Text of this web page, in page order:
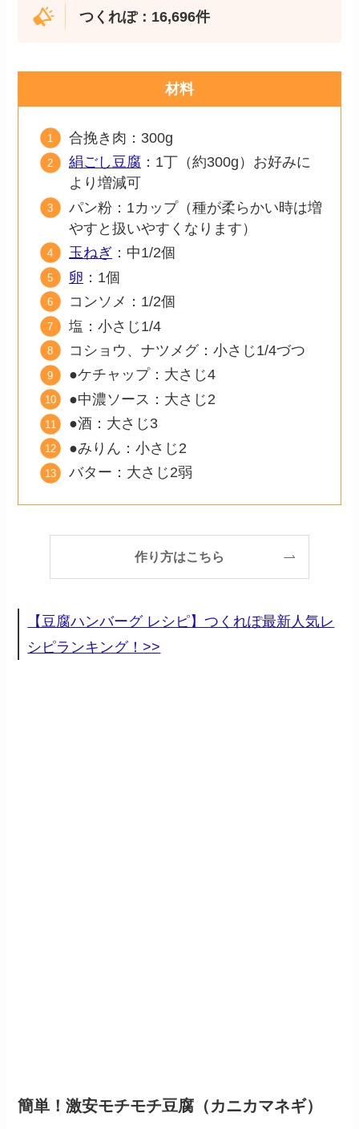
つくれぽ：16,696件
材料
合挽き肉：300g
絹ごし豆腐 ：1丁（約300g）お好みに
より増減可
パン粉：1カップ（種が柔らかい時は増
やすと扱いやすくなります）
玉ねぎ ：中1/2個
卵 ：1個
コンソメ：1/2個
塩：小さじ1/4
コショウ、ナツメグ：小さじ1/4づつ
●ケチャップ：大さじ4
●中濃ソース：大さじ2
●酒：大さじ3
●みりん：小さじ2
バター：大さじ2弱
作り方はこちら
【豆腐ハンバーグ レシピ】つくれぽ最新人気レ
シピランキング！>>
簡単！激安モチモチ豆腐（カニカマネギ）